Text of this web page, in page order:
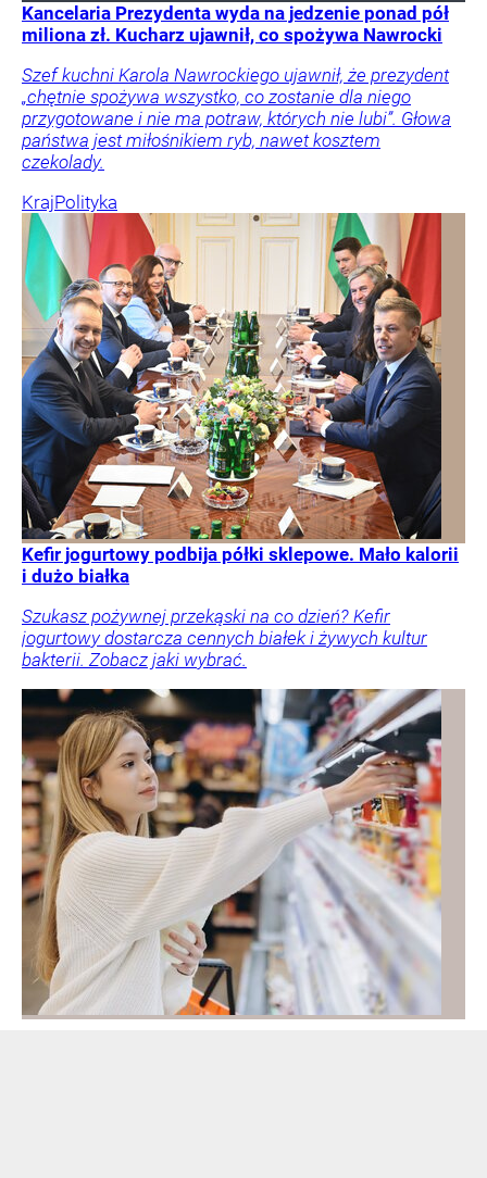
Kancelaria Prezydenta wyda na jedzenie ponad pół
miliona zł. Kucharz ujawnił, co spożywa Nawrocki
Szef kuchni Karola Nawrockiego ujawnił, że prezydent
„chętnie spożywa wszystko, co zostanie dla niego
przygotowane i nie ma potraw, których nie lubi”. Głowa
państwa jest miłośnikiem ryb, nawet kosztem
czekolady.
KrajPolityka
Kefir jogurtowy podbija półki sklepowe. Mało kalorii
i dużo białka
Szukasz pożywnej przekąski na co dzień? Kefir
jogurtowy dostarcza cennych białek i żywych kultur
bakterii. Zobacz jaki wybrać.